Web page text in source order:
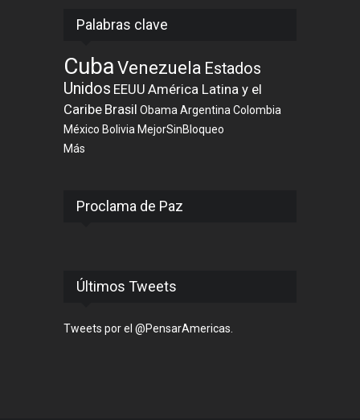
Palabras clave
CubaVenezuela Estados
Unidos EEUU América Latina y el
Caribe Brasil Obama Argentina Colombia
México Bolivia MejorSinBloqueo
Más
Proclama de Paz
Últimos Tweets
Tweets por el @PensarAmericas.